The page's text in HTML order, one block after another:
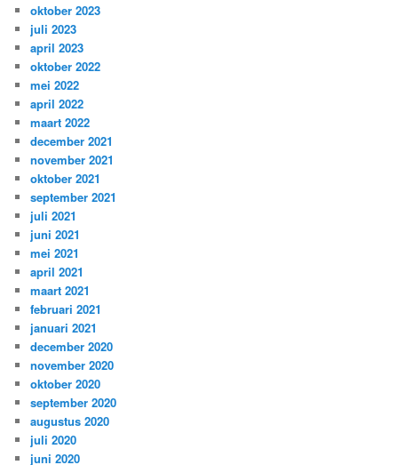
oktober 2023
juli 2023
april 2023
oktober 2022
mei 2022
april 2022
maart 2022
december 2021
november 2021
oktober 2021
september 2021
juli 2021
juni 2021
mei 2021
april 2021
maart 2021
februari 2021
januari 2021
december 2020
november 2020
oktober 2020
september 2020
augustus 2020
juli 2020
juni 2020